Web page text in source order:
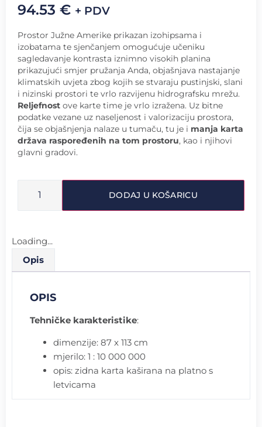
94.53 € + PDV
Prostor Južne Amerike prikazan izohipsama i
izobatama te sjenčanjem omogućuje učeniku
sagledavanje kontrasta iznimno visokih planina
prikazujući smjer pružanja Anda, objašnjava nastajanje
klimatskih uvjeta zbog kojih se stvaraju pustinjski, slani
i nizinski prostori te vrlo razvijenu hidrografsku mrežu.
Reljefnost ove karte time je vrlo izražena. Uz bitne
podatke vezane uz naseljenost i valorizaciju prostora,
čija se objašnjenja nalaze u tumaču, tu je i manja karta
država raspoređenih na tom prostoru, kao i njihovi
glavni gradovi.
DODAJ U KOŠARICU
Loading...
Opis
OPIS
Tehničke karakteristike:
dimenzije: 87 x 113 cm
mjerilo: 1 : 10 000 000
opis: zidna karta kaširana na platno s
letvicama